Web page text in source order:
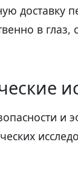
доставку
в
и